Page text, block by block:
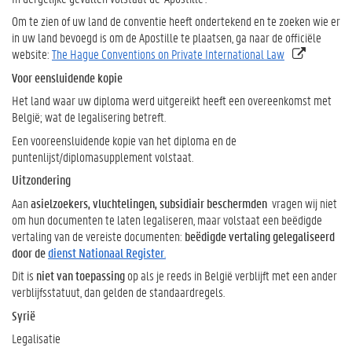
Om te zien of uw land de conventie heeft ondertekend en te zoeken wie er
in uw land bevoegd is om de Apostille te plaatsen, ga naar de officiële
website:The Hague Conventions on Private International Law
Voor eensluidende kopie
Het land waar uw diploma werd uitgereikt heeft een overeenkomst met
België; wat de legalisering betreft.
Een vooreensluidende kopie van het diploma en de
puntenlijst/diplomasupplement volstaat.
Uitzondering
Aanasielzoekers, vluchtelingen, subsidiair beschermden vragen wij niet
om hun documenten te laten legaliseren, maar volstaat een beëdigde
vertaling van de vereiste documenten: beëdigde vertaling gelegaliseerd
door dedienst Nationaal Register
Dit is niet van toepassingop als je reeds in België verblijft met een ander
verblijfsstatuut, dan gelden de standaardregels.
Syrië
Legalisatie